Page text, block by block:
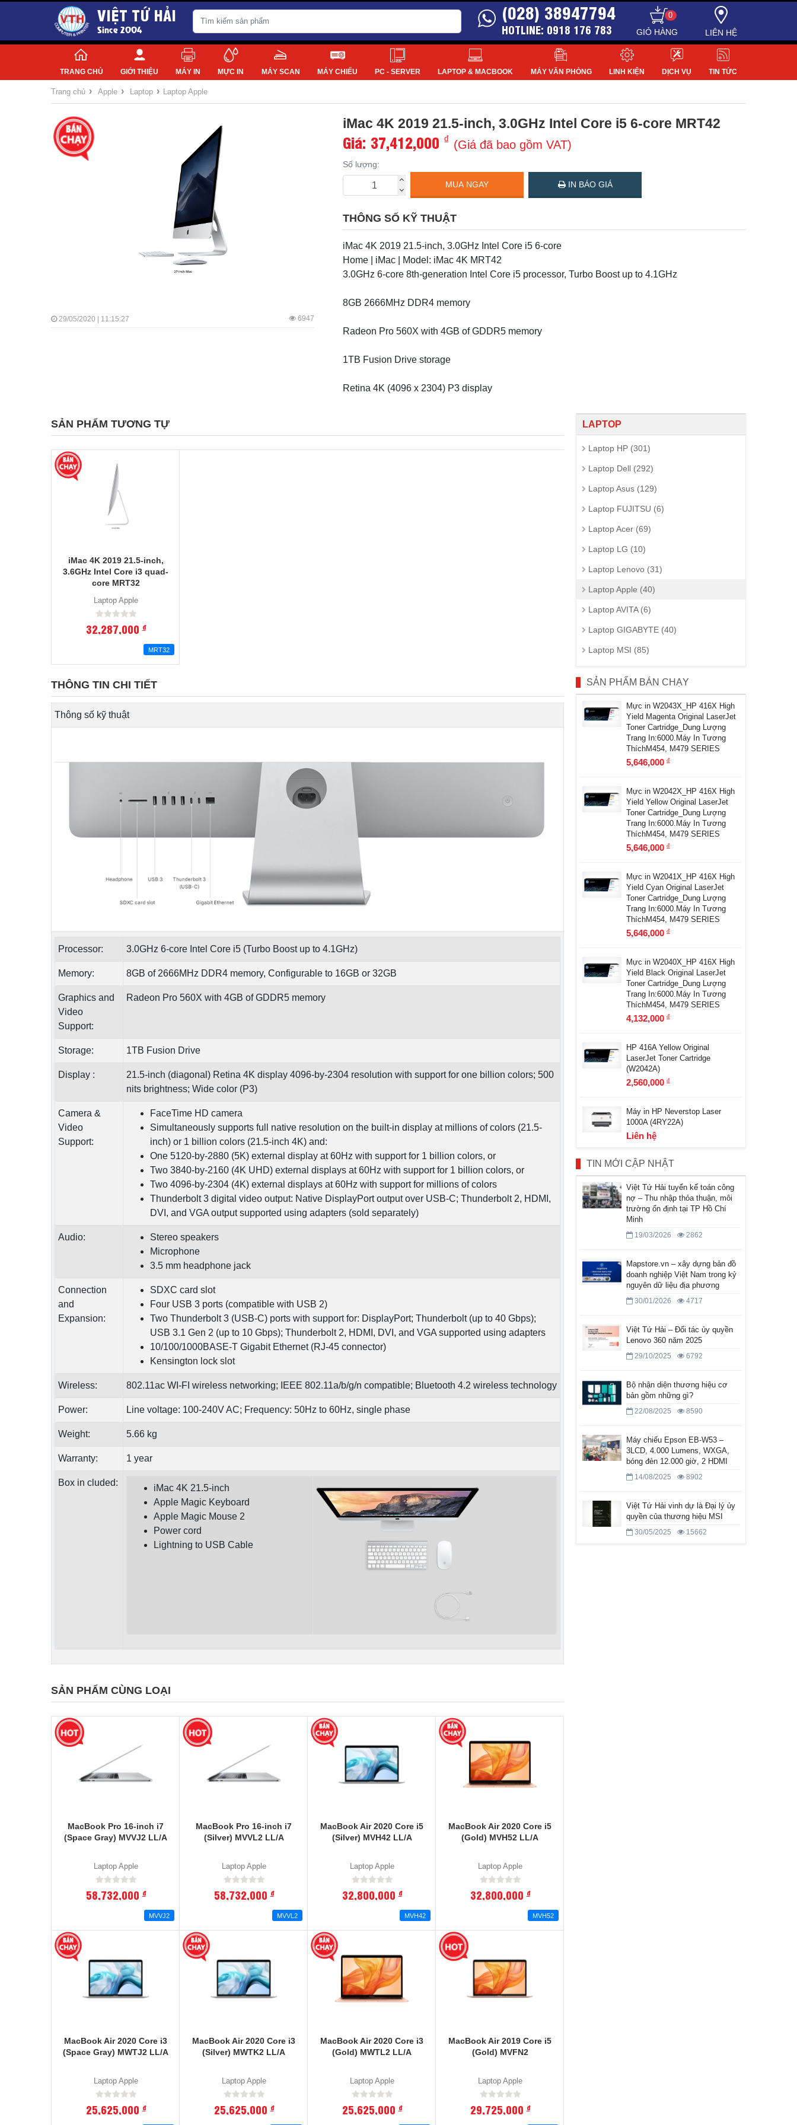
VIỆT TỨ HẢI
Since 2004
0
(028) 38947794
HOTLINE: 0918 176 783 LIÊN HỆ
TRANG CHỦ GIỚI THIỆU MÁY IN MỰC IN MÁY SCAN MÁY CHIẾU PC - SERVER LAPTOP & MACBOOK MÁY VĂN PHÒNG LINH KIỆN DỊCH VỤ TIN TỨC
Trang chủ › Apple › Laptop › Laptop Apple
29/05/2020 | 11:15:27 6947
iMac 4K 2019 21.5-inch, 3.0GHz Intel Core i5 6-core MRT42
Giá: 37,412,000 ₫ (Giá đã bao gồm VAT)
Số lượng:
MUA NGAY IN BÁO GIÁ
THÔNG SỐ KỸ THUẬT
iMac 4K 2019 21.5-inch, 3.0GHz Intel Core i5 6-core
Home | iMac | Model: iMac 4K MRT42
3.0GHz 6-core 8th-generation Intel Core i5 processor, Turbo Boost up to 4.1GHz
8GB 2666MHz DDR4 memory
Radeon Pro 560X with 4GB of GDDR5 memory
1TB Fusion Drive storage
Retina 4K (4096 x 2304) P3 display
SẢN PHẨM TƯƠNG TỰ
iMac 4K 2019 21.5-inch,
3.6GHz Intel Core i3 quad-
core MRT32
Laptop Apple
32,287,000đ
MRT32
THÔNG TIN CHI TIẾT
Thông số kỹ thuật
Processor: 3.0GHz 6-core Intel Core i5 (Turbo Boost up to 4.1GHz)
Memory: 8GB of 2666MHz DDR4 memory, Configurable to 16GB or 32GB
Graphics and
Video
Support:
Radeon Pro 560X with 4GB of GDDR5 memory
Storage: 1TB Fusion Drive
Display :
21.5-inch (diagonal) Retina 4K display 4096-by-2304 resolution with support for one billion colors; 500
nits brightness; Wide color (P3)
Camera &
Video
Support:
FaceTime HD camera
Simultaneously supports full native resolution on the built-in display at millions of colors (21.5-
inch) or 1 billion colors (21.5-inch 4K) and:
One 5120‑by‑2880 (5K) external display at 60Hz with support for 1 billion colors, or
Two 3840-by-2160 (4K UHD) external displays at 60Hz with support for 1 billion colors, or
Two 4096‑by‑2304 (4K) external displays at 60Hz with support for millions of colors
Thunderbolt 3 digital video output: Native DisplayPort output over USB‑C; Thunderbolt 2, HDMI,
DVI, and VGA output supported using adapters (sold separately)
Audio:
Stereo speakers
Microphone
3.5 mm headphone jack
Connection
and
Expansion:
SDXC card slot
Four USB 3 ports (compatible with USB 2)
Two Thunderbolt 3 (USB-C) ports with support for: DisplayPort; Thunderbolt (up to 40 Gbps);
USB 3.1 Gen 2 (up to 10 Gbps); Thunderbolt 2, HDMI, DVI, and VGA supported using adapters
10/100/1000BASE-T Gigabit Ethernet (RJ-45 connector)
Kensington lock slot
Wireless: 802.11ac WI-FI wireless networking; IEEE 802.11a/b/g/n compatible; Bluetooth 4.2 wireless technology
Power: Line voltage: 100-240V AC; Frequency: 50Hz to 60Hz, single phase
Weight: 5.66 kg
Warranty: 1 year
Box in cluded:
iMac 4K 21.5-inch
Apple Magic Keyboard
Apple Magic Mouse 2
Power cord
Lightning to USB Cable
SẢN PHẨM CÙNG LOẠI
MacBook Pro 16-inch i7
(Space Gray) MVVJ2 LL/A
Laptop Apple
58,732,000đ
MVVJ2
MacBook Pro 16-inch i7
(Silver) MVVL2 LL/A
Laptop Apple
58,732,000đ
MVVL2
MacBook Air 2020 Core i5
(Silver) MVH42 LL/A
Laptop Apple
32,800,000đ
MVH42
MacBook Air 2020 Core i5
(Gold) MVH52 LL/A
Laptop Apple
32,800,000đ
MVH52
MacBook Air 2020 Core i3
(Space Gray) MWTJ2 LL/A
Laptop Apple
25,625,000đ
MacBook Air 2020 Core i3
(Silver) MWTK2 LL/A
Laptop Apple
25,625,000đ
MacBook Air 2020 Core i3
(Gold) MWTL2 LL/A
Laptop Apple
25,625,000đ
MacBook Air 2019 Core i5
(Gold) MVFN2
Laptop Apple
29,725,000đ
LAPTOP
Laptop HP (301)
Laptop Dell (292)
Laptop Asus (129)
Laptop FUJITSU (6)
Laptop Acer (69)
Laptop LG (10)
Laptop Lenovo (31)
Laptop Apple (40)
Laptop AVITA (6)
Laptop GIGABYTE (40)
Laptop MSI (85)
SẢN PHẨM BÁN CHẠY
Mực in W2043X_HP 416X High
Yield Magenta Original LaserJet
Toner Cartridge_Dung Lượng
Trang In:6000.Máy In Tương
ThíchM454, M479 SERIES
5,646,000đ
Mực in W2042X_HP 416X High
Yield Yellow Original LaserJet
Toner Cartridge_Dung Lượng
Trang In:6000.Máy In Tương
ThíchM454, M479 SERIES
5,646,000đ
Mực in W2041X_HP 416X High
Yield Cyan Original LaserJet
Toner Cartridge_Dung Lượng
Trang In:6000.Máy In Tương
ThíchM454, M479 SERIES
5,646,000đ
Mực in W2040X_HP 416X High
Yield Black Original LaserJet
Toner Cartridge_Dung Lượng
Trang In:6000.Máy In Tương
ThíchM454, M479 SERIES
4,132,000đ
HP 416A Yellow Original
LaserJet Toner Cartridge
(W2042A)
2,560,000đ
Máy in HP Neverstop Laser
1000A (4RY22A)
Liên hệ
TIN MỚI CẬP NHẬT
Việt Tứ Hải tuyển kế toán công
nợ – Thu nhập thỏa thuận, môi
trường ổn định tại TP Hồ Chí
Minh
19/03/2026 2862
Mapstore.vn – xây dựng bản đồ
doanh nghiệp Việt Nam trong kỷ
nguyên dữ liệu địa phương
30/01/2026 4717
Việt Tứ Hải – Đối tác ủy quyền
Lenovo 360 năm 2025
29/10/2025 6792
Bộ nhận diện thương hiệu cơ
bản gồm những gì?
22/08/2025 8590
Máy chiếu Epson EB-W53 –
3LCD, 4.000 Lumens, WXGA,
bóng đèn 12.000 giờ, 2 HDMI
14/08/2025 8902
Việt Tứ Hải vinh dự là Đại lý ủy
quyền của thương hiệu MSI
30/05/2025 15662